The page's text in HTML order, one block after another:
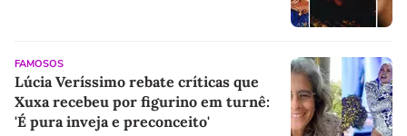
FAMOSOS
Lúcia Veríssimo rebate críticas que
Xuxa recebeu por figurino em turnê:
'É pura inveja e preconceito'